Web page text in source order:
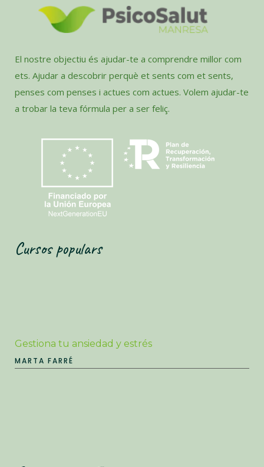
El nostre objectiu és ajudar-te a comprendre millor com
ets. Ajudar a descobrir perquè et sents com et sents,
penses com penses i actues com actues. Volem ajudar-te
a trobar la teva fórmula per a ser feliç.
Cursos populars
Gestiona tu ansiedad y estrés
MARTA FARRÉ